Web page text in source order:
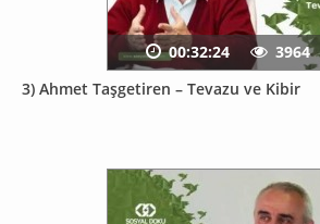
3) Ahmet Taşgetiren – Tevazu ve Kibir
00:32:24 3964